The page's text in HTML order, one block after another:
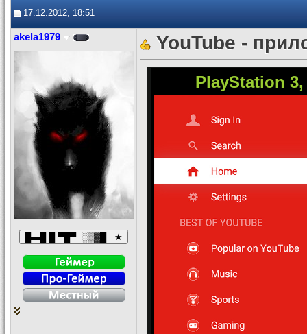
17.12.2012, 18:51
akela1979 YouTube -
PlayStation